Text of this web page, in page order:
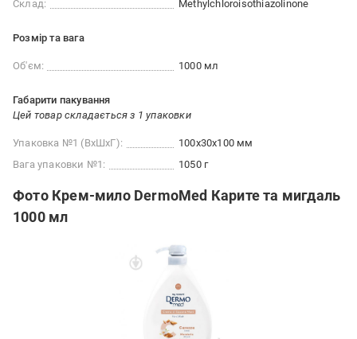
Склад: Methylchloroisothiazolinone
Розмір та вага
Об'єм: 1000 мл
Габарити пакування
Цей товар складається з 1 упаковки
Упаковка №1 (ВхШхГ):
100x30x100 мм
Вага упаковки №1:
1050 г
Фото Крем-мило DermoMed Карите та мигдаль
1000 мл